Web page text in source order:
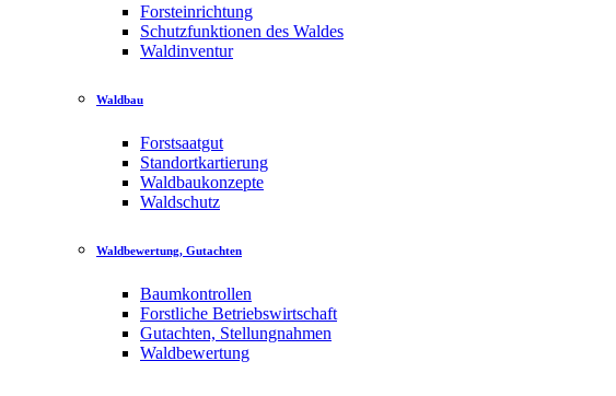
Forsteinrichtung
Schutzfunktionen des Waldes
Waldinventur
Waldbau
Forstsaatgut
Standortkartierung
Waldbaukonzepte
Waldschutz
Waldbewertung, Gutachten
Baumkontrollen
Forstliche Betriebswirtschaft
Gutachten, Stellungnahmen
Waldbewertung